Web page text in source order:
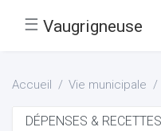
☰ Vaugrigneuse
Accueil Vie municipale